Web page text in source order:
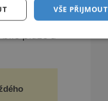
pláže a
VŠE PŘIJMOUT